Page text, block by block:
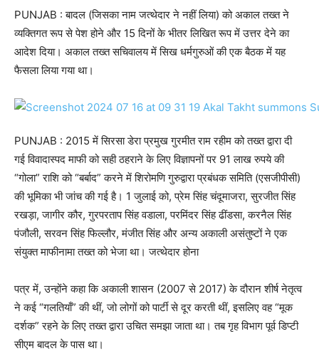
PUNJAB : बादल (जिसका नाम जत्थेदार ने नहीं लिया) को अकाल तख्त ने
व्यक्तिगत रूप से पेश होने और 15 दिनों के भीतर लिखित रूप में उत्तर देने का
आदेश दिया। अकाल तख्त सचिवालय में सिख धर्मगुरुओं की एक बैठक में यह
फैसला लिया गया था।
PUNJAB : 2015 में सिरसा डेरा प्रमुख गुरमीत राम रहीम को तख्त द्वारा दी
गई विवादास्पद माफी को सही ठहराने के लिए विज्ञापनों पर 91 लाख रुपये की
“गोला” राशि को “बर्बाद” करने में शिरोमणि गुरुद्वारा प्रबंधक समिति (एसजीपीसी)
की भूमिका भी जांच की गई है। 1 जुलाई को, प्रेम सिंह चंदूमाजरा, सुरजीत सिंह
रखड़ा, जागीर कौर, गुरपरताप सिंह वडाला, परमिंदर सिंह ढींडसा, करनैल सिंह
पंजौली, सरवन सिंह फिल्लौर, मंजीत सिंह और अन्य अकाली असंतुष्टों ने एक
संयुक्त माफीनामा तख्त को भेजा था। जत्थेदार होना
पत्र में, उन्होंने कहा कि अकाली शासन (2007 से 2017) के दौरान शीर्ष नेतृत्व
ने कई “गलतियाँ” की थीं, जो लोगों को पार्टी से दूर करती थीं, इसलिए वह “मूक
दर्शक” रहने के लिए तख्त द्वारा उचित समझा जाता था। तब गृह विभाग पूर्व डिप्टी
सीएम बादल के पास था।